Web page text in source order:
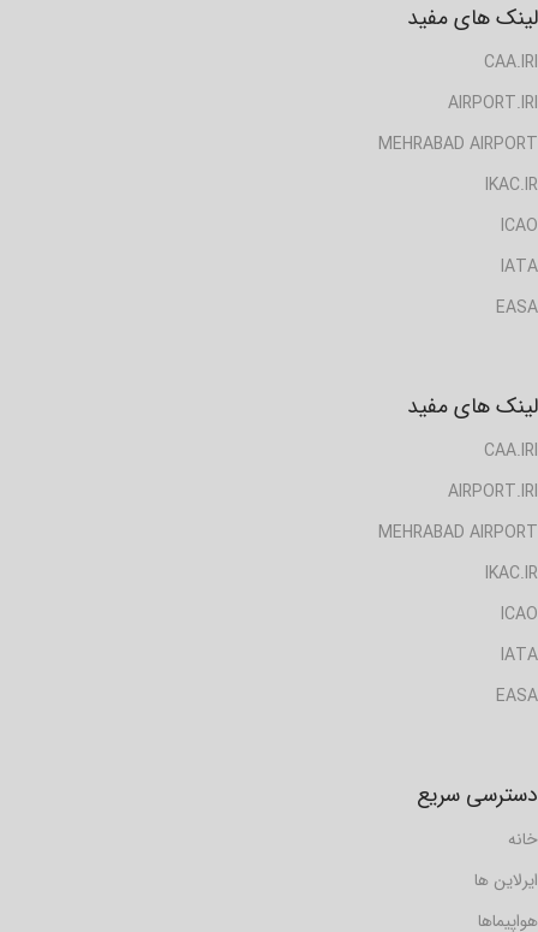
لینک های مفید
CAA.IRI
AIRPORT.IRI
MEHRABAD AIRPORT
IKAC.IR
ICAO
IATA
EASA
لینک های مفید
CAA.IRI
AIRPORT.IRI
MEHRABAD AIRPORT
IKAC.IR
ICAO
IATA
EASA
دسترسی سریع
خانه
ایرلاین ها
هواپیماها